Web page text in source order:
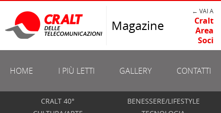
Magazine
← VAI A
Cralt
Area
Soci
HOME I PIÙ LETTI GALLERY CONTATTI
CRALT 40°
BENESSERE/LIFESTYLE